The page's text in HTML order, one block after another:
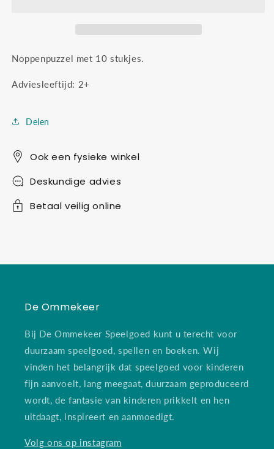
Noppenpuzzel met 10 stukjes.
Adviesleeftijd: 2+
Delen
Ook een fysieke winkel
Deskundige advies
Betaal veilig online
De Ommekeer
Bij De Ommekeer Speelgoed kunt u terecht voor
duurzaam speelgoed, spellen en boeken. Wij
vinden het belangrijk dat speelgoed voor kinderen
fijn aanvoelt, lang meegaat, duurzaam geproduceerd
wordt, de fantasie van kinderen prikkelt en hen
uitdaagt, inspireert en aanmoedigt.
Volg ons op instagram